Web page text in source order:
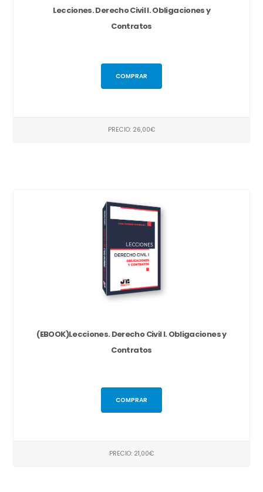
Lecciones. Derecho Civil I. Obligaciones y
Contratos
COMPRAR
PRECIO: 26,00€
(EBOOK)Lecciones. Derecho Civil I. Obligaciones y
Contratos
COMPRAR
PRECIO: 21,00€